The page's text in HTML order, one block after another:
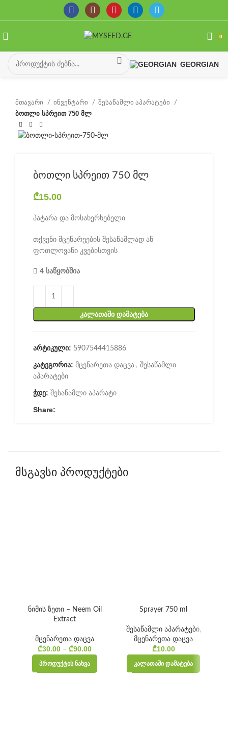
0
GEORGIAN
მთავარი ინვენტარი შესაწამლი აპარატები
ბოთლი სპრეით 750 მლ
ბოთლი სპრეით 750 მლ
₾15.00
პატარა და მოსახერხებელი
თქვენი მცენარეების შესაწამლად ან
ფოთლოვანი კვებისთვის
4 საწყობშია
ᲙᲐᲚᲐᲗᲐᲨᲘ ᲓᲐᲛᲐᲢᲔᲑᲐ
არტიკული: 5907544415886
კატეგორია: მცენარეთა დაცვა , შესაწამლი
აპარატები
ჭდე: შესაწამლი აპარატი
Share:
მსგავსი პროდუქტები
ნიმის ზეთი – Neem Oil
Extract
მცენარეთა დაცვა
₾30.00 – ₾90.00
range:
ᲞᲠᲝᲓᲣᲥᲢᲘᲡ ᲜᲐᲮᲕᲐ
Sprayer 750 ml
შესაწამლი აპარატები,
მცენარეთა დაცვა
₾10.00
ᲙᲐᲚᲐᲗᲐᲨᲘ ᲓᲐᲛᲐᲢᲔᲑᲐ